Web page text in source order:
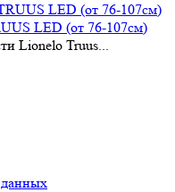
LED (от 76-107см)
Lionelo Truus...